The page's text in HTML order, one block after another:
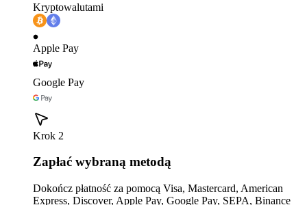
Kryptowalutami
Apple Pay
Google Pay
Krok 2
Zapłać wybraną metodą
Dokończ płatność za pomocą Visa, Mastercard, American
Express, Discover, Apple Pay, Google Pay, SEPA, Binance